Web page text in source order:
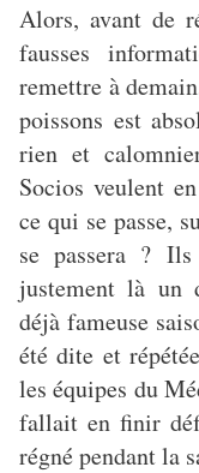
Alors, avant de
fausses
remettre à
poissons est
rien et
Socios veulent
ce qui se passe,
se passera ?
justement là un
déjà fameuse
été dite et
les équipes du
fallait en finir
régné pendant la